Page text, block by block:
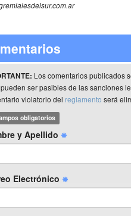
Los comentarios publicados
ser pasibles de las sanciones
violatorio del reglamento será
obligatorios
y Apellido
Electrónico